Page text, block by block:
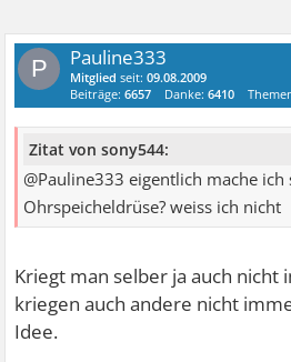
P Pauline333
Mitglied seit:09.08.2009
Beiträge:6657 Danke:6410
Zitat von sony544:
@Pauline333 eigentlich mache ich
Ohrspeicheldrüse? weiss ich nicht
Kriegt man selber ja auch nicht
kriegen auch andere nicht
Idee.